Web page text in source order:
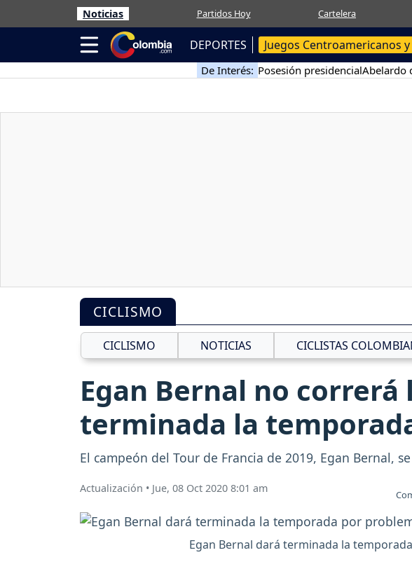
Noticias Partidos Hoy Cartelera
DEPORTES Juegos Centroamericanos
De Interés: Posesión presidencialAbelardo
CICLISMO
CICLISMO NOTICIAS CICLISTAS
Egan Bernal no correrá
terminada la
El campeón del Tour de Francia de 2019, Egan Bernal,
Actualización • Jue, 08 Oct 2020 8:01 am
Egan Bernal dará terminada la